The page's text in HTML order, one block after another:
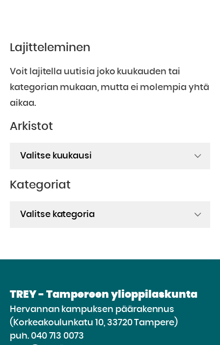
Lajitteleminen
Voit lajitella uutisia joko kuukauden tai
kategorian mukaan, mutta ei molempia yhtä
aikaa.
Arkistot
Kategoriat
TREY - Tampereen ylioppilaskunta
Hervannan kampuksen päärakennus
(Korkeakoulunkatu 10, 33720 Tampere)
puh. 040 713 0073